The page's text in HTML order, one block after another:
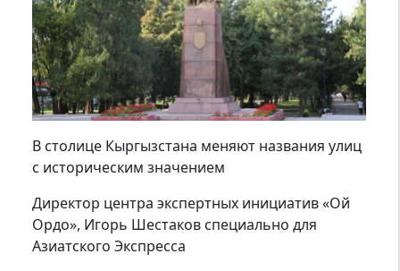
В столице Кыргызстана меняют названия улиц
с историческим значением
Директор центра экспертных инициатив «Ой
Ордо», Игорь Шестаков специально для
Азиатского Экспресса